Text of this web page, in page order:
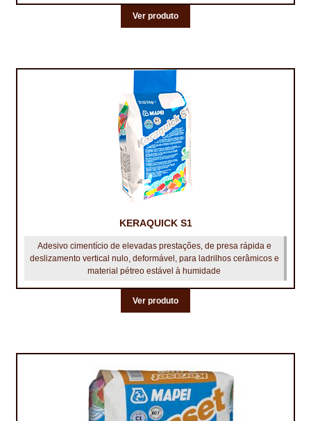
Ver produto
KERAQUICK S1
Adesivo cimentício de elevadas prestações, de presa rápida e
deslizamento vertical nulo, deformável, para ladrilhos cerâmicos e
material pétreo estável à humidade
Ver produto